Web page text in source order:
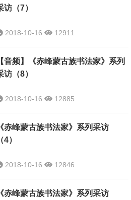
访（7）
2018-10-16 12911
【音频】《赤峰蒙古族书法家》系列
访（8）
2018-10-16 12885
《赤峰蒙古族书法家》系列采访
（4）
2018-10-16 12846
《赤峰蒙古族书法家》系列采访